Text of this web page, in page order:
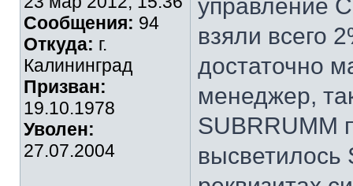
Сообщения: 94
Откуда: г.
Калининград
Призван:
19.10.1978
Уволен:
27.07.2004
управление
взяли всего
достаточно
менеджер,
SUBRRUMM
высветилось